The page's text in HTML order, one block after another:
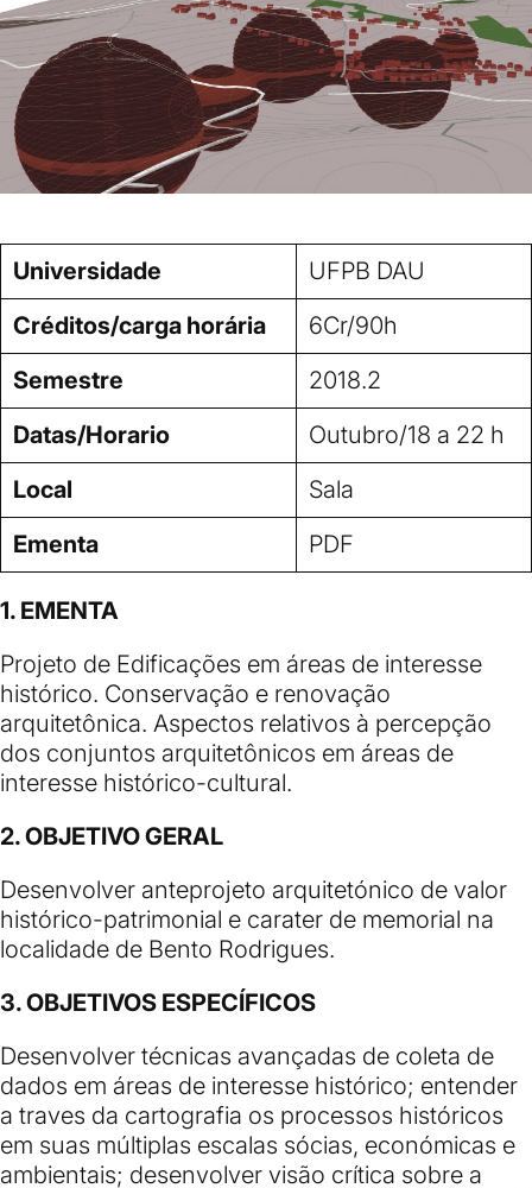
Universidade
UFPB DAU
Créditos/carga horária
6Cr/90h
Semestre
2018.2
Datas/Horario
Outubro/18 a 22 h
Local
Sala
Ementa
PDF
1. EMENTA
Projeto de Edificações em áreas de interesse
histórico. Conservação e renovação
arquitetônica. Aspectos relativos à percepção
dos conjuntos arquitetônicos em áreas de
interesse histórico-cultural.
2. OBJETIVO GERAL
Desenvolver anteprojeto arquitetónico de valor
histórico-patrimonial e carater de memorial na
localidade de Bento Rodrigues.
3. OBJETIVOS ESPECÍFICOS
Desenvolver técnicas avançadas de coleta de
dados em áreas de interesse histórico; entender
a traves da cartografia os processos históricos
em suas múltiplas escalas sócias, económicas e
ambientais; desenvolver visão crítica sobre a